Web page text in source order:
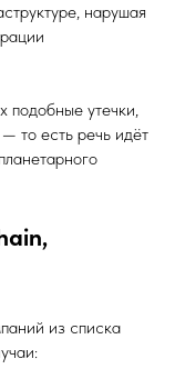
нарушая
подобные утечки,
— то есть речь идёт
из списка